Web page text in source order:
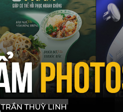
TRẦN THUỲ LINH